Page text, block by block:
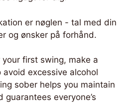
er nøglen - tal med din
og ønsker på forhånd.
first swing, make a
excessive alcohol
sober helps you maintain
everyone’s